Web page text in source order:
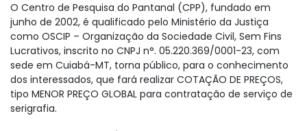
O Centro de Pesquisa do Pantanal (CPP), fundado em
junho de 2002, é qualificado pelo Ministério da Justiça
como OSCIP – Organização da Sociedade Civil, Sem Fins
Lucrativos, inscrito no CNPJ n°. 05.220.369/0001-23, com
sede em Cuiabá-MT, torna público, para o conhecimento
dos interessados, que fará realizar COTAÇÃO DE PREÇOS,
tipo MENOR PREÇO GLOBAL para contratação de serviço de
serigrafia.